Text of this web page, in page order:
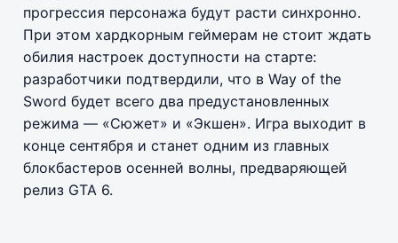
прогрессия персонажа будут расти синхронно.
При этом хардкорным геймерам не стоит ждать
обилия настроек доступности на старте:
разработчики подтвердили, что в Way of the
Sword будет всего два предустановленных
режима — «Сюжет» и «Экшен». Игра выходит в
конце сентября и станет одним из главных
блокбастеров осенней волны, предваряющей
релиз GTA 6.